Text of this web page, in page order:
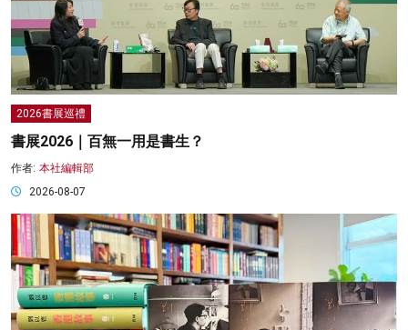
2026書展巡禮
書展2026｜百無一用是書生？
作者: 本社編輯部
2026-08-07